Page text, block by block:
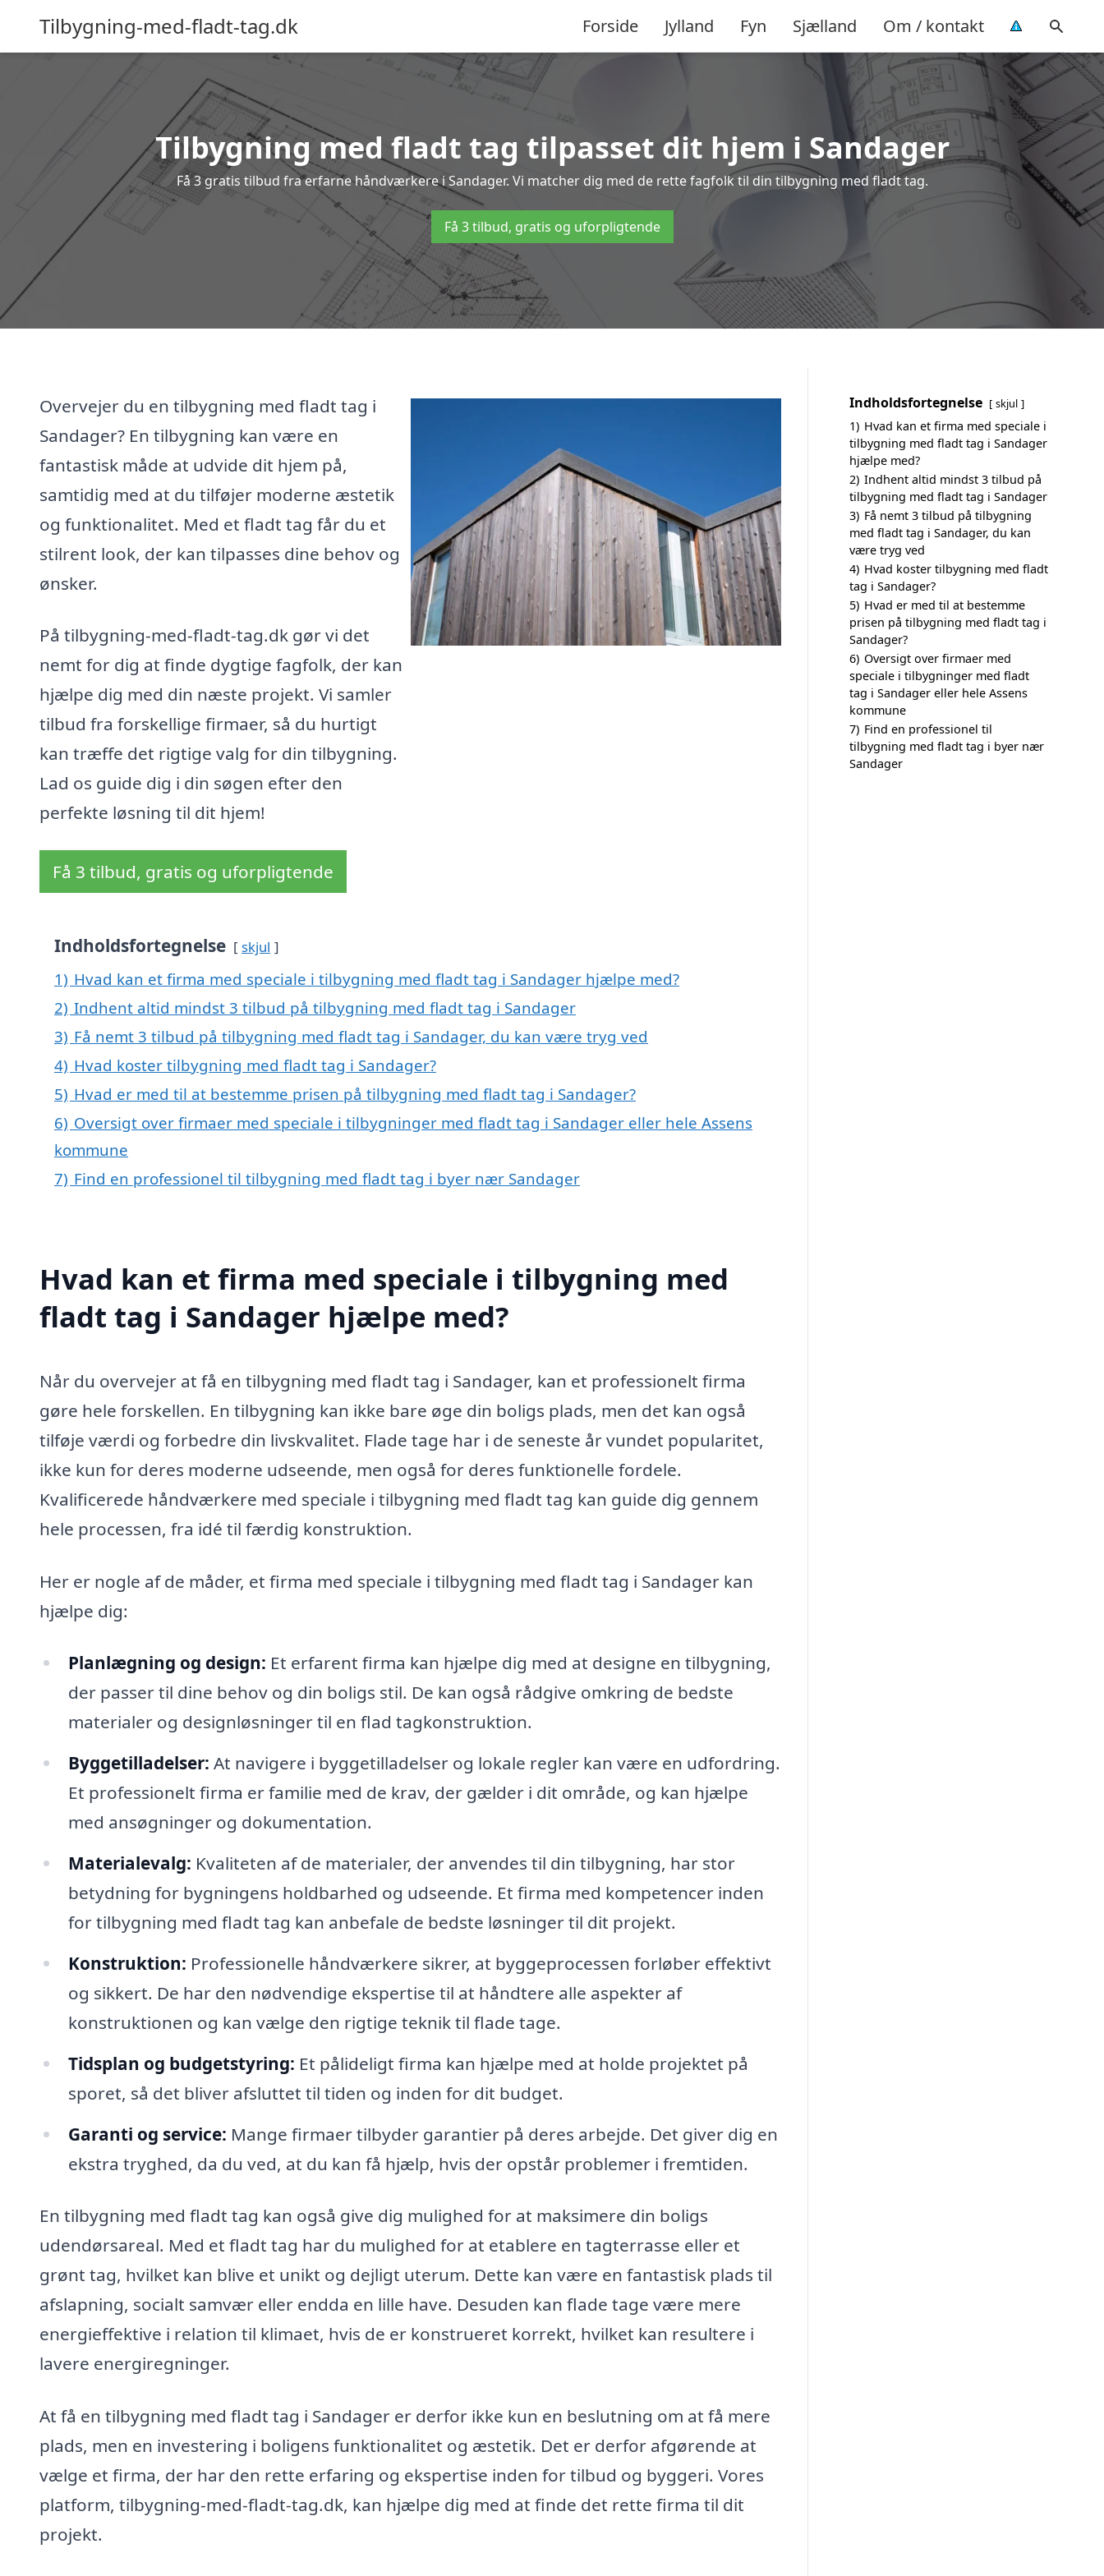
Tilbygning-med-fladt-tag.dk Forside Jylland Fyn Sjælland Om / kontakt
Tilbygning med fladt tag tilpasset dit hjem i Sandager
Få 3 gratis tilbud fra erfarne håndværkere i Sandager. Vi matcher dig med de rette fagfolk til din tilbygning med fladt tag.
Få 3 tilbud, gratis og uforpligtende
Overvejer du en tilbygning med fladt tag i
Sandager? En tilbygning kan være en
fantastisk måde at udvide dit hjem på,
samtidig med at du tilføjer moderne æstetik
og funktionalitet. Med et fladt tag får du et
stilrent look, der kan tilpasses dine behov og
ønsker.
På tilbygning-med-fladt-tag.dk gør vi det
nemt for dig at finde dygtige fagfolk, der kan
hjælpe dig med din næste projekt. Vi samler
tilbud fra forskellige firmaer, så du hurtigt
kan træffe det rigtige valg for din tilbygning.
Lad os guide dig i din søgen efter den
perfekte løsning til dit hjem!
Få 3 tilbud, gratis og uforpligtende
Indholdsfortegnelse skjul
1) Hvad kan et firma med speciale i tilbygning med fladt tag i Sandager hjælpe med?
2) Indhent altid mindst 3 tilbud på tilbygning med fladt tag i Sandager
3) Få nemt 3 tilbud på tilbygning med fladt tag i Sandager, du kan være tryg ved
4) Hvad koster tilbygning med fladt tag i Sandager?
5) Hvad er med til at bestemme prisen på tilbygning med fladt tag i Sandager?
6) Oversigt over firmaer med speciale i tilbygninger med fladt tag i Sandager eller hele Assens
kommune
7) Find en professionel til tilbygning med fladt tag i byer nær Sandager
Hvad kan et firma med speciale i tilbygning med
fladt tag i Sandager hjælpe med?
Når du overvejer at få en tilbygning med fladt tag i Sandager, kan et professionelt firma
gøre hele forskellen. En tilbygning kan ikke bare øge din boligs plads, men det kan også
tilføje værdi og forbedre din livskvalitet. Flade tage har i de seneste år vundet popularitet,
ikke kun for deres moderne udseende, men også for deres funktionelle fordele.
Kvalificerede håndværkere med speciale i tilbygning med fladt tag kan guide dig gennem
hele processen, fra idé til færdig konstruktion.
Her er nogle af de måder, et firma med speciale i tilbygning med fladt tag i Sandager kan
hjælpe dig:
Planlægning og design: Et erfarent firma kan hjælpe dig med at designe en tilbygning,
der passer til dine behov og din boligs stil. De kan også rådgive omkring de bedste
materialer og designløsninger til en flad tagkonstruktion.
Byggetilladelser: At navigere i byggetilladelser og lokale regler kan være en udfordring.
Et professionelt firma er familie med de krav, der gælder i dit område, og kan hjælpe
med ansøgninger og dokumentation.
Materialevalg: Kvaliteten af de materialer, der anvendes til din tilbygning, har stor
betydning for bygningens holdbarhed og udseende. Et firma med kompetencer inden
for tilbygning med fladt tag kan anbefale de bedste løsninger til dit projekt.
Konstruktion: Professionelle håndværkere sikrer, at byggeprocessen forløber effektivt
og sikkert. De har den nødvendige ekspertise til at håndtere alle aspekter af
konstruktionen og kan vælge den rigtige teknik til flade tage.
Tidsplan og budgetstyring: Et pålideligt firma kan hjælpe med at holde projektet på
sporet, så det bliver afsluttet til tiden og inden for dit budget.
Garanti og service: Mange firmaer tilbyder garantier på deres arbejde. Det giver dig en
ekstra tryghed, da du ved, at du kan få hjælp, hvis der opstår problemer i fremtiden.
En tilbygning med fladt tag kan også give dig mulighed for at maksimere din boligs
udendørsareal. Med et fladt tag har du mulighed for at etablere en tagterrasse eller et
grønt tag, hvilket kan blive et unikt og dejligt uterum. Dette kan være en fantastisk plads til
afslapning, socialt samvær eller endda en lille have. Desuden kan flade tage være mere
energieffektive i relation til klimaet, hvis de er konstrueret korrekt, hvilket kan resultere i
lavere energiregninger.
At få en tilbygning med fladt tag i Sandager er derfor ikke kun en beslutning om at få mere
plads, men en investering i boligens funktionalitet og æstetik. Det er derfor afgørende at
vælge et firma, der har den rette erfaring og ekspertise inden for tilbud og byggeri. Vores
platform, tilbygning-med-fladt-tag.dk, kan hjælpe dig med at finde det rette firma til dit
projekt.
Indholdsfortegnelse skjul
1) Hvad kan et firma med speciale i
tilbygning med fladt tag i Sandager
hjælpe med?
2) Indhent altid mindst 3 tilbud på
tilbygning med fladt tag i Sandager
3) Få nemt 3 tilbud på tilbygning
med fladt tag i Sandager, du kan
være tryg ved
4) Hvad koster tilbygning med fladt
tag i Sandager?
5) Hvad er med til at bestemme
prisen på tilbygning med fladt tag i
Sandager?
6) Oversigt over firmaer med
speciale i tilbygninger med fladt
tag i Sandager eller hele Assens
kommune
7) Find en professionel til
tilbygning med fladt tag i byer nær
Sandager